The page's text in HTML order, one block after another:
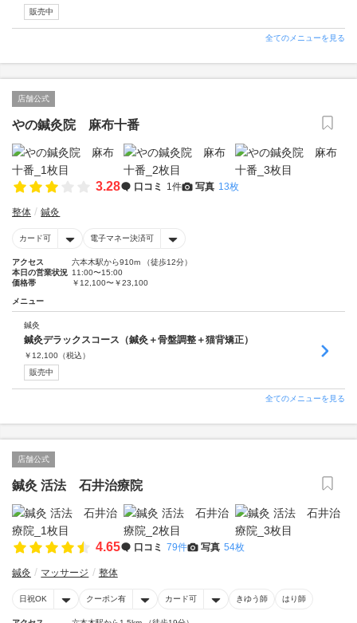
販売中
全てのメニューを見る
店舗公式
やの鍼灸院 麻布十番
3.28 口コミ 1件 写真 13枚
整体 鍼灸
カード可 電子マネー決済可
アクセス
六本木駅から910m （徒歩12分）
本日の営業状況 11:00〜15:00
価格帯
￥12,100〜￥23,100
メニュー
鍼灸
鍼灸デラックスコース（鍼灸＋骨盤調整＋猫背矯正）
￥ 12,100 （税込）
販売中
全てのメニューを見る
店舗公式
鍼灸 活法 石井治療院
4.65 口コミ 79件 写真 54枚
鍼灸 マッサージ 整体
日祝OK クーポン有 カード可 きゆう師 はり師